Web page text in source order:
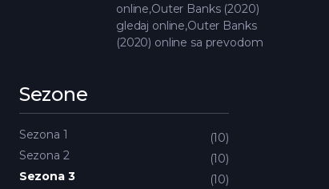
online,Outer Banks (2020)
gledaj online,Outer Banks
(2020) online sa prevodom
Sezone
Sezona 1
10
Sezona 2
10
Sezona 3
10